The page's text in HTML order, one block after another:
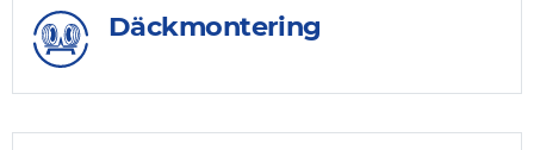
Däckmontering